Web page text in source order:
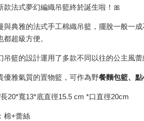
款法式夢幻編織吊籃終於誕生啦！🎀
與典雅的法式手工棉織吊籃，擺脫一般一
都超級方便。
吊籃的設計運用了多款不同以往的公主風
優雅氣質的置物籃，可作為野餐麵包籃、
20*寬13*底直徑15.5 cm *口直徑20cm
棉+蕾絲